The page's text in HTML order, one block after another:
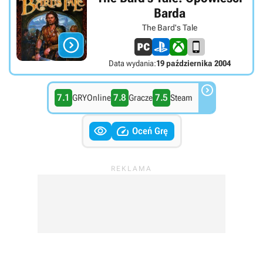

Barda
The Bard's Tale
Data wydania:19 października 2004
7.1 GRYOnline 7.8 Gracze 7.5 Steam 
  Oceń Grę